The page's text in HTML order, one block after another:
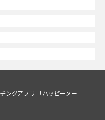
ングアプリ 「ハッピーメー